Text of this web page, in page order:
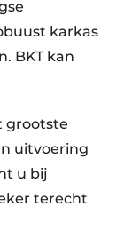
karkas
BKT kan
grootste
uitvoering
u bij
terecht